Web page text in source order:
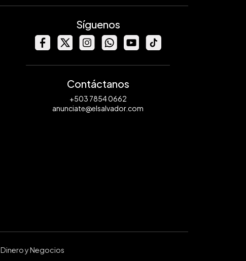
Síguenos
Contáctanos
+503 7854 0662
anunciate@elsalvador.com
Dinero y Negocios